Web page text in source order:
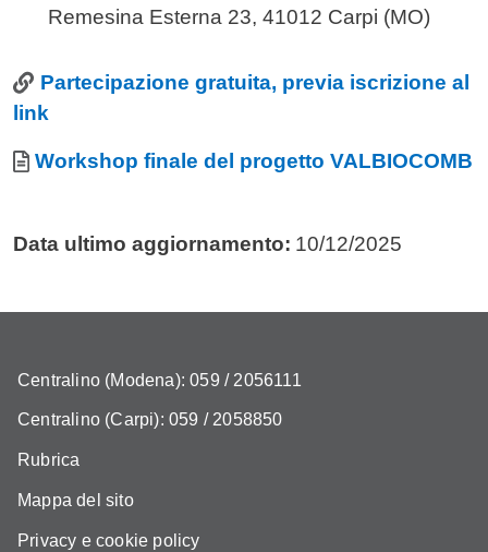
Remesina Esterna 23, 41012 Carpi (MO)
LinkPartecipazione gratuita, previa iscrizione al
link
Allegati
Documento
Workshop finale del progetto VALBIOCOMB
Data ultimo aggiornamento: 10/12/2025
Centralino (Modena): 059 / 2056111
Centralino (Carpi): 059 / 2058850
Rubrica
Mappa del sito
Privacy e cookie policy